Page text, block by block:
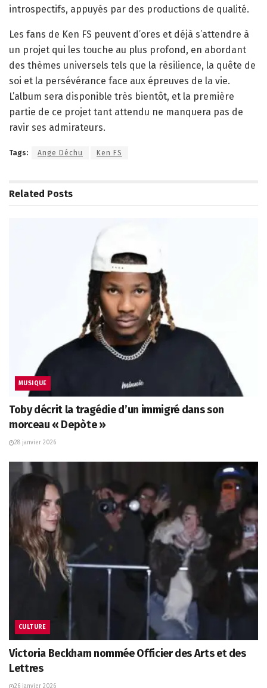
introspectifs, appuyés par des productions de qualité.
Les fans de Ken FS peuvent d’ores et déjà s’attendre à
un projet qui les touche au plus profond, en abordant
des thèmes universels tels que la résilience, la quête de
soi et la persévérance face aux épreuves de la vie.
L’album sera disponible très bientôt, et la première
partie de ce projet tant attendu ne manquera pas de
ravir ses admirateurs.
Tags: Ange Déchu Ken FS
Related Posts
MUSIQUE
Toby décrit la tragédie d’un immigré dans son
morceau « Depòte »
28 janvier 2026
CULTURE
Victoria Beckham nommée Officier des Arts et des
Lettres
26 janvier 2026